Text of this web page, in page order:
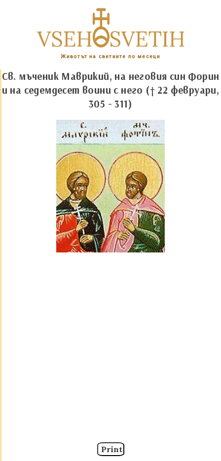
Животът на светиите по месеци
Св. мъченик Маврикий, на неговия син Форин
и на седемдесет воини с него († 22 февруари,
305 - 311)
Print